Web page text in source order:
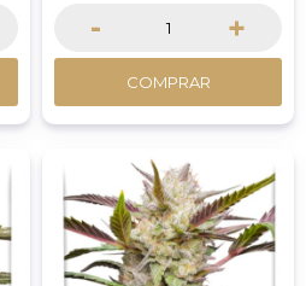
- +
COMPRAR